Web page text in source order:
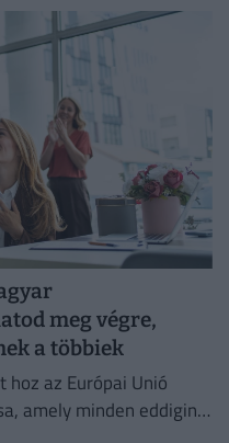
meg végre,
a többiek
az Európai Unió
amely minden eddiginél